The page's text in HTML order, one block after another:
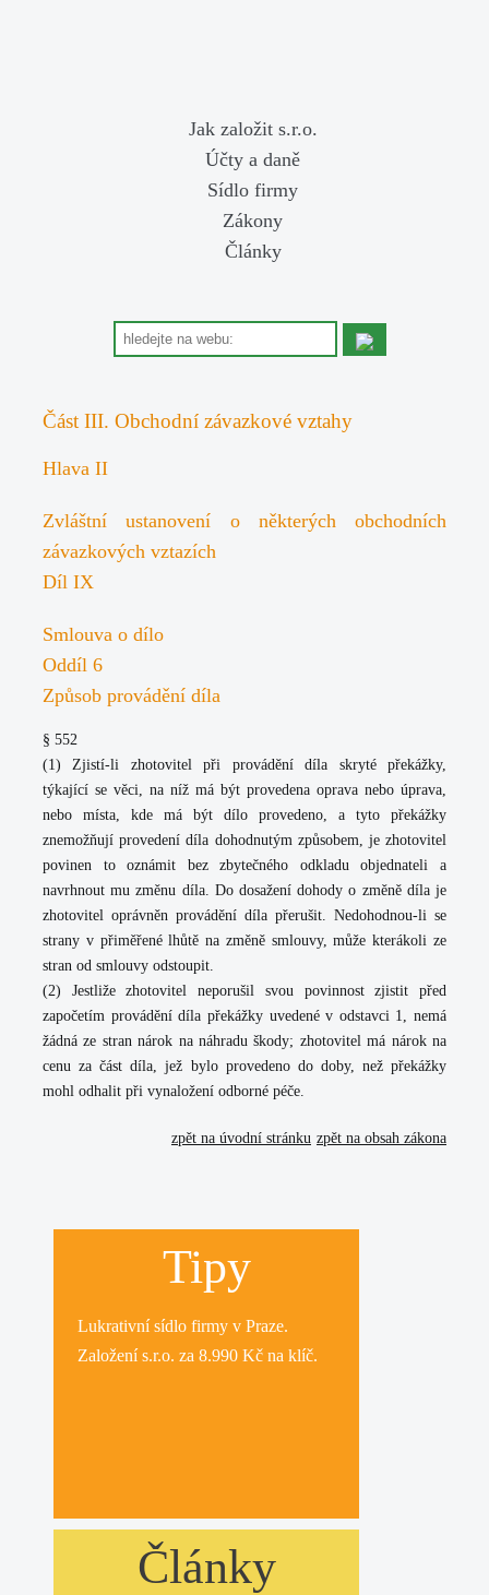
Jak založit s.r.o.
Účty a daně
Sídlo firmy
Zákony
Články
Část III. Obchodní závazkové vztahy
Hlava II
Zvláštní ustanovení o některých obchodních
závazkových vztazích
Díl IX
Smlouva o dílo
Oddíl 6
Způsob provádění díla
§ 552
(1) Zjistí-li zhotovitel při provádění díla skryté překážky,
týkající se věci, na níž má být provedena oprava nebo úprava,
nebo místa, kde má být dílo provedeno, a tyto překážky
znemožňují provedení díla dohodnutým způsobem, je zhotovitel
povinen to oznámit bez zbytečného odkladu objednateli a
navrhnout mu změnu díla. Do dosažení dohody o změně díla je
zhotovitel oprávněn provádění díla přerušit. Nedohodnou-li se
strany v přiměřené lhůtě na změně smlouvy, může kterákoli ze
stran od smlouvy odstoupit.
(2) Jestliže zhotovitel neporušil svou povinnost zjistit před
započetím provádění díla překážky uvedené v odstavci 1, nemá
žádná ze stran nárok na náhradu škody; zhotovitel má nárok na
cenu za část díla, jež bylo provedeno do doby, než překážky
mohl odhalit při vynaložení odborné péče.
zpět na obsah zákona
zpět na úvodní stránku
Tipy
Lukrativnísídlo firmy v Praze.
Založení s.r.o. za 8.990 Kč na klíč.
Články